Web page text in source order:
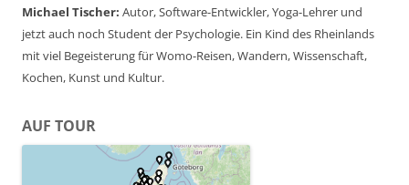
Michael Tischer: Autor, Software-Entwickler, Yoga-Lehrer und
jetzt auch noch Student der Psychologie. Ein Kind des Rheinlands
mit viel Begeisterung für Womo-Reisen, Wandern, Wissenschaft,
Kochen, Kunst und Kultur.
AUF TOUR